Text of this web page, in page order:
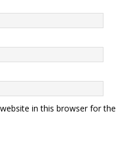
in this browser for the